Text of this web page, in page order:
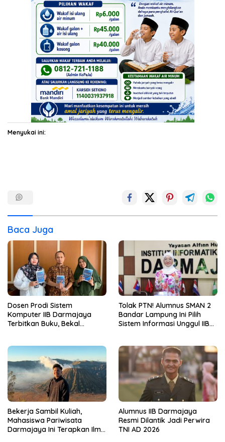
Menyukai ini:
Baca Juga
Dosen Prodi Sistem
Komputer IIB Darmajaya
Terbitkan Buku, Bekal
Tolak PTN! Alumnus SMAN 2
Bandar Lampung Ini Pilih
Sistem Informasi Unggul IIB
Bekerja Sambil Kuliah,
Mahasiswa Pariwisata
Darmajaya Ini Terapkan Ilmu
Alumnus IIB Darmajaya
Resmi Dilantik Jadi Perwira
TNI AD 2026